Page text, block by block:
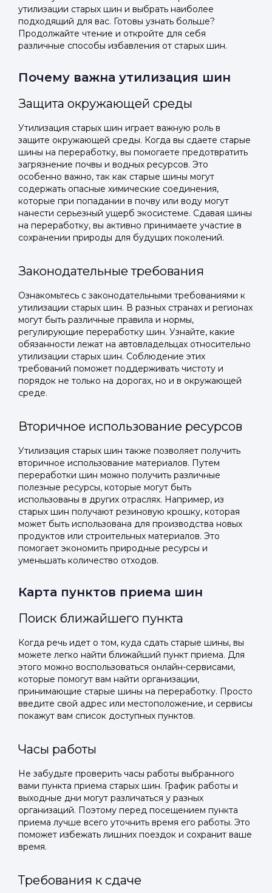
утилизации старых шин и выбрать наиболее
подходящий для вас. Готовы узнать больше?
Продолжайте чтение и откройте для себя
различные способы избавления от старых шин.
Почему важна утилизация шин
Защита окружающей среды
Утилизация старых шин играет важную роль в
защите окружающей среды. Когда вы сдаете старые
шины на переработку, вы помогаете предотвратить
загрязнение почвы и водных ресурсов. Это
особенно важно, так как старые шины могут
содержать опасные химические соединения,
которые при попадании в почву или воду могут
нанести серьезный ущерб экосистеме. Сдавая шины
на переработку, вы активно принимаете участие в
сохранении природы для будущих поколений.
Законодательные требования
Ознакомьтесь с законодательными требованиями к
утилизации старых шин. В разных странах и регионах
могут быть различные правила и нормы,
регулирующие переработку шин. Узнайте, какие
обязанности лежат на автовладельцах относительно
утилизации старых шин. Соблюдение этих
требований поможет поддерживать чистоту и
порядок не только на дорогах, но и в окружающей
среде.
Вторичное использование ресурсов
Утилизация старых шин также позволяет получить
вторичное использование материалов. Путем
переработки шин можно получить различные
полезные ресурсы, которые могут быть
использованы в других отраслях. Например, из
старых шин получают резиновую крошку, которая
может быть использована для производства новых
продуктов или строительных материалов. Это
помогает экономить природные ресурсы и
уменьшать количество отходов.
Карта пунктов приема шин
Поиск ближайшего пункта
Когда речь идет о том, куда сдать старые шины, вы
можете легко найти ближайший пункт приема. Для
этого можно воспользоваться онлайн-сервисами,
которые помогут вам найти организации,
принимающие старые шины на переработку. Просто
введите свой адрес или местоположение, и сервисы
покажут вам список доступных пунктов.
Часы работы
Не забудьте проверить часы работы выбранного
вами пункта приема старых шин. График работы и
выходные дни могут различаться у разных
организаций. Поэтому перед посещением пункта
приема лучше всего уточнить время его работы. Это
поможет избежать лишних поездок и сохранит ваше
время.
Требования к сдаче